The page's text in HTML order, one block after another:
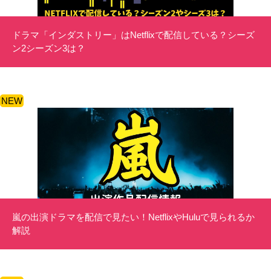
ドラマ「インダストリー」はNetflixで配信している？シーズ
ン2シーズン3は？
NEW
嵐の出演ドラマを配信で見たい！NetflixやHuluで見られるか
解説